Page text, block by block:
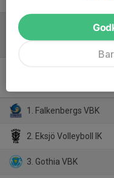
Tabell
1. Falkenbergs VBK
2. Eksjö Volleyboll IK
3. Gothia VBK